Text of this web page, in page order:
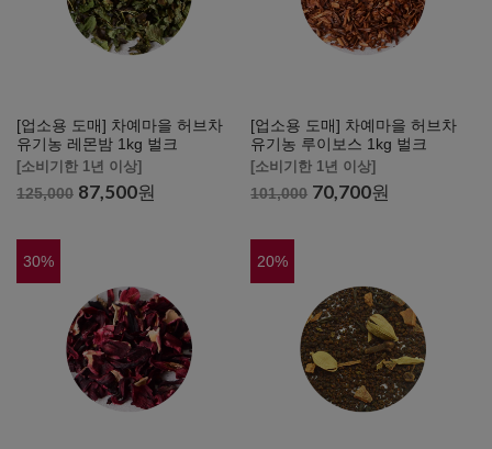
[업소용 도매] 차예마을 허브차
유기농 레몬밤 1kg 벌크
[소비기한 1년 이상]
125,000 87,500원
[업소용 도매] 차예마을 허브차
유기농 루이보스 1kg 벌크
[소비기한 1년 이상]
101,000 70,700원
30% 20%